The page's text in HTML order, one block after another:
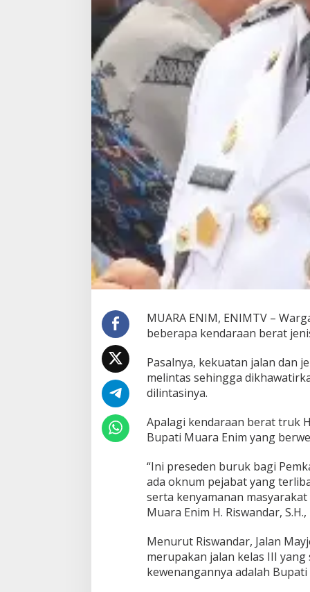
MUARA ENIM, ENIMTV –
beberapa kendaraan berat
Pasalnya, kekuatan jalan dan
melintas sehingga
dilintasinya.
Apalagi kendaraan berat truk
Bupati Muara Enim yang
“Ini preseden buruk bagi
ada oknum pejabat yang
serta kenyamanan
Muara Enim H. Riswandar,
Menurut Riswandar, Jalan
merupakan jalan kelas III
kewenangannya adalah Bupati